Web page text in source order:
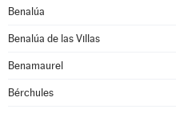
Benalúa
Benalúa de las Villas
Benamaurel
Bérchules